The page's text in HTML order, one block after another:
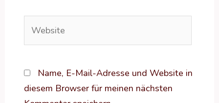
Name, E-Mail-Adresse und Website in
diesem Browser für meinen nächsten